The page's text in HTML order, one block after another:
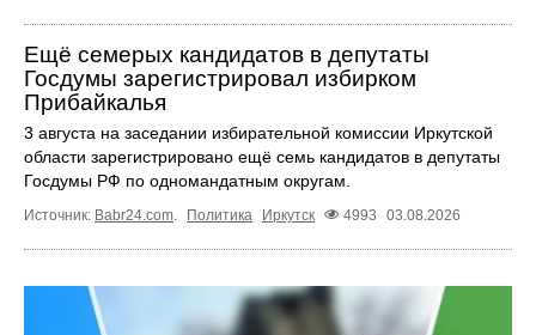
Ещё семерых кандидатов в депутаты
Госдумы зарегистрировал избирком
Прибайкалья
3 августа на заседании избирательной комиссии Иркутской
области зарегистрировано ещё семь кандидатов в депутаты
Госдумы РФ по одномандатным округам.
Источник: Babr24.com Политика Иркутск 4993 03.08.2026